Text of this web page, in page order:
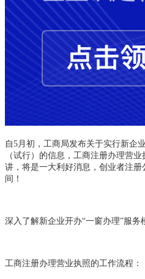
自5月初，工商局发布关于实行新企
（试行）的信息，工商注册办理营
讲，将是一大利好消息，创业者注
间！
深入了解新企业开办“一窗办理”服务
工商注册办理营业执照的工作流程：